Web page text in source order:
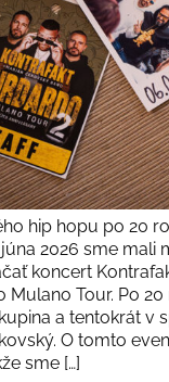
hip hopu po 20
2026 sme mali
koncert
Tour. Po 20
a tentokrát v
O tomto
sme […]